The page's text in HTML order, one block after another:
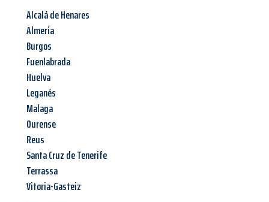
Alcalá de Henares
Almería
Burgos
Fuenlabrada
Huelva
Leganés
Malaga
Ourense
Reus
Santa Cruz de Tenerife
Terrassa
Vitoria-Gasteiz